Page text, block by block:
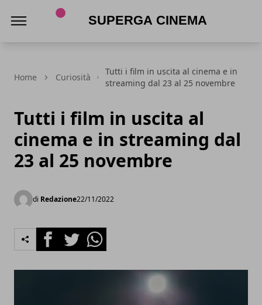
Home Curiosità
Tutti i film in uscita al cinema e in
streaming dal 23 al 25 novembre
Tutti i film in uscita al
cinema e in streaming dal
23 al 25 novembre
di Redazione22/11/2022
FacebookTwitterWhatsapp